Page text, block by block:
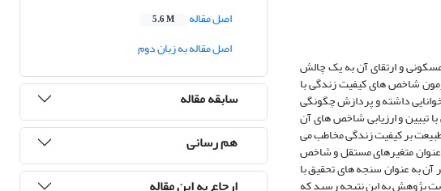
و ارتقای آن به یک چالش
شاخص های کیفیت زندگی با
داشته و پردازش چگونگی
تبیین و ارزیابی شاخص های آن
بر کیفیت زندگی مخاطب می
عنوان متغیرهای مستقل و شاخص
به عنوان سنجه های تحقیق با
ترتیب در امتیازهای " 120 از 150 " و " 121 از 150 " رتبه بندی شد. در نهایت پژوهش به این نتیجه رسید که
اصل مقاله
5.6 M
اصل مقاله به زبان دوم
سابقه مقاله
هم رسانی
ارجاع به این مقاله